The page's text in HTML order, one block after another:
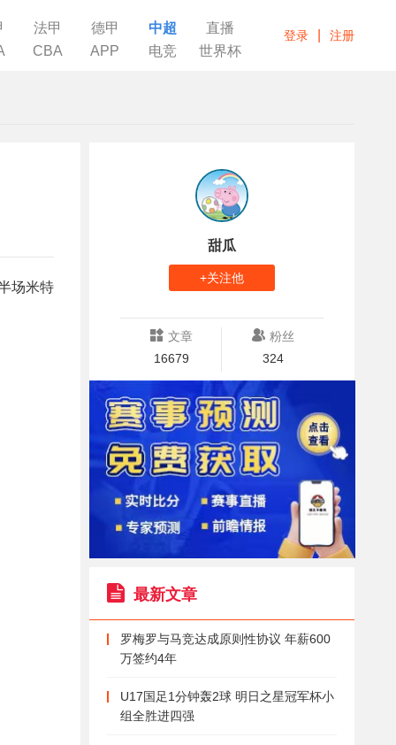
法甲 德甲 中超
直播
CBA APP 电竞 世界杯
登录 注册
场米特
甜瓜
+关注他
文章
16679
粉丝
324
最新文章
罗梅罗与马竞达成原则性协议 年薪600
万签约4年
U17国足1分钟轰2球 明日之星冠军杯小
组全胜进四强